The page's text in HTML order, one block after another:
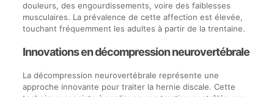
douleurs, des engourdissements, voire des faiblesses
musculaires. La prévalence de cette affection est élevée,
touchant fréquemment les adultes à partir de la trentaine.
Innovations en décompression neurovertébrale
La décompression neurovertébrale représente une
approche innovante pour traiter la hernie discale. Cette